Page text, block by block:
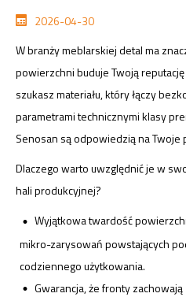
2026-04-30
W branży meblarskiej detal ma
powierzchni buduje Twoją
szukasz materiału, który łączy
parametrami technicznymi klasy
Senosan są odpowiedzią na Twoje
Dlaczego warto uwzględnić je w
hali produkcyjnej?
Wyjątkowa twardość
mikro-zarysowań powstających
codziennego użytkowania.
Gwarancja, że fronty